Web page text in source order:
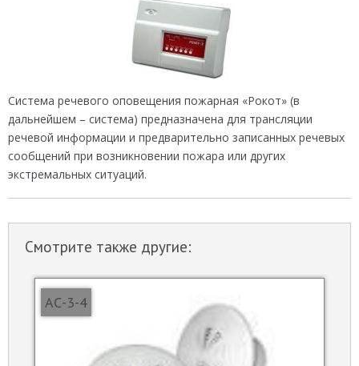
Система речевого оповещения пожарная «Рокот» (в
дальнейшем – система) предназначена для трансляции
речевой информации и предварительно записанных речевых
сообщений при возникновении пожара или других
экстремальных ситуаций.
Смотрите также другие:
АС-3-4